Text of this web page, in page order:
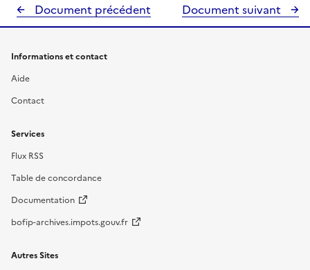
Document précédent Document suivant
Informations et contact
Aide
Contact
Services
Flux RSS
Table de concordance
Documentation
bofip-archives.impots.gouv.fr
Autres Sites